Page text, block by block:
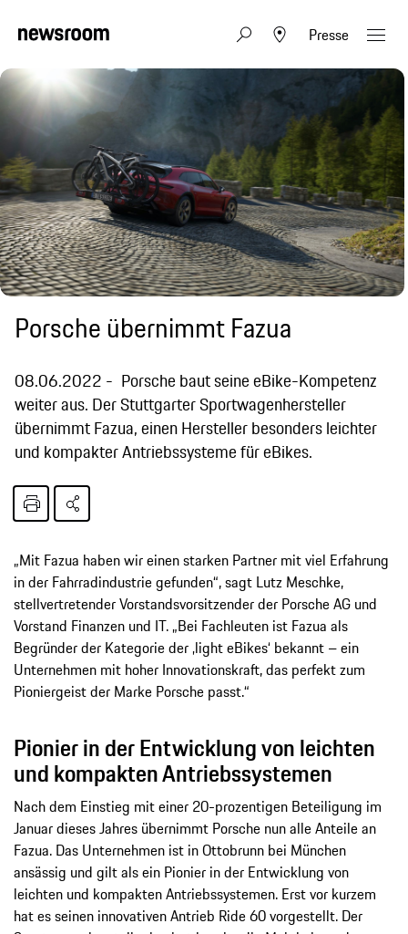
Presse
Porsche übernimmt Fazua
08.06.2022
Porsche baut seine eBike-Kompetenz
weiter aus. Der Stuttgarter Sportwagenhersteller
übernimmt Fazua, einen Hersteller besonders leichter
und kompakter Antriebssysteme für eBikes.
„Mit Fazua haben wir einen starken Partner mit viel Erfahrung
in der Fahrradindustrie gefunden“, sagt Lutz Meschke,
stellvertretender Vorstandsvorsitzender der Porsche AG und
Vorstand Finanzen und IT. „Bei Fachleuten ist Fazua als
Begründer der Kategorie der ‚light eBikes‘ bekannt – ein
Unternehmen mit hoher Innovationskraft, das perfekt zum
Pioniergeist der Marke Porsche passt.“
Pionier in der Entwicklung von leichten
und kompakten Antriebssystemen
Nach dem Einstieg mit einer 20-prozentigen Beteiligung im
Januar dieses Jahres übernimmt Porsche nun alle Anteile an
Fazua. Das Unternehmen ist in Ottobrunn bei München
ansässig und gilt als ein Pionier in der Entwicklung von
leichten und kompakten Antriebssystemen. Erst vor kurzem
hat es seinen innovativen Antrieb Ride 60 vorgestellt. Der